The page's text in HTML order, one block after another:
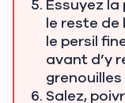
Essuyez
le reste de
le persil
avant d’y
Salez,